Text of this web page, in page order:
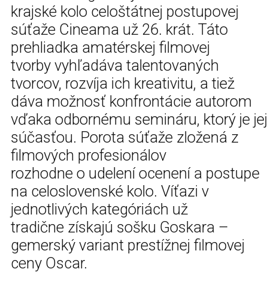
krajské kolo celoštátnej postupovej
súťaže Cineama už 26. krát. Táto
prehliadka amatérskej filmovej
tvorby vyhľadáva talentovaných
tvorcov, rozvíja ich kreativitu, a tiež
dáva možnosť konfrontácie autorom
vďaka odbornému semináru, ktorý je jej
súčasťou. Porota súťaže zložená z
filmových profesionálov
rozhodne o udelení ocenení a postupe
na celoslovenské kolo. Víťazi v
jednotlivých kategóriách už
tradične získajú sošku Goskara –
gemerský variant prestížnej filmovej
ceny Oscar.